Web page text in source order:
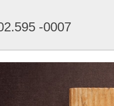
-0007